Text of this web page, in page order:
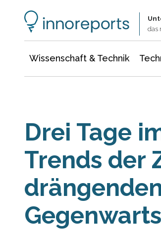
das
Wissenschaft & Technik
Drei Tage
Trends der